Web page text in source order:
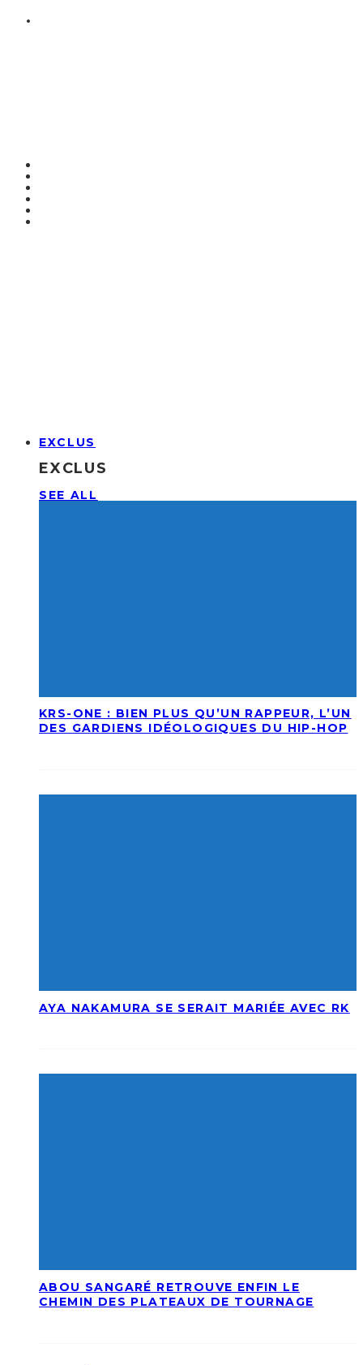
EXCLUS
EXCLUS
SEE ALL
KRS-ONE : BIEN PLUS QU’UN RAPPEUR, L’UN
DES GARDIENS IDÉOLOGIQUES DU HIP-HOP
AYA NAKAMURA SE SERAIT MARIÉE AVEC RK
ABOU SANGARÉ RETROUVE ENFIN LE
CHEMIN DES PLATEAUX DE TOURNAGE